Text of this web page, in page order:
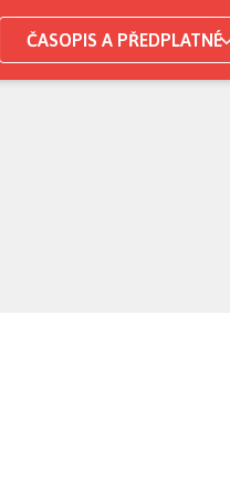
ČASOPIS A PŘEDPLATNÉ